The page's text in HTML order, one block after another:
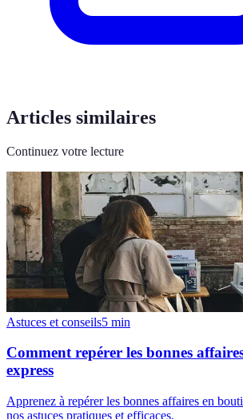
Articles similaires
Continuez votre lecture
Astuces et conseils5 min
Comment repérer les bonnes
express
Apprenez à repérer les bonnes affaires en
nos astuces pratiques et efficaces.